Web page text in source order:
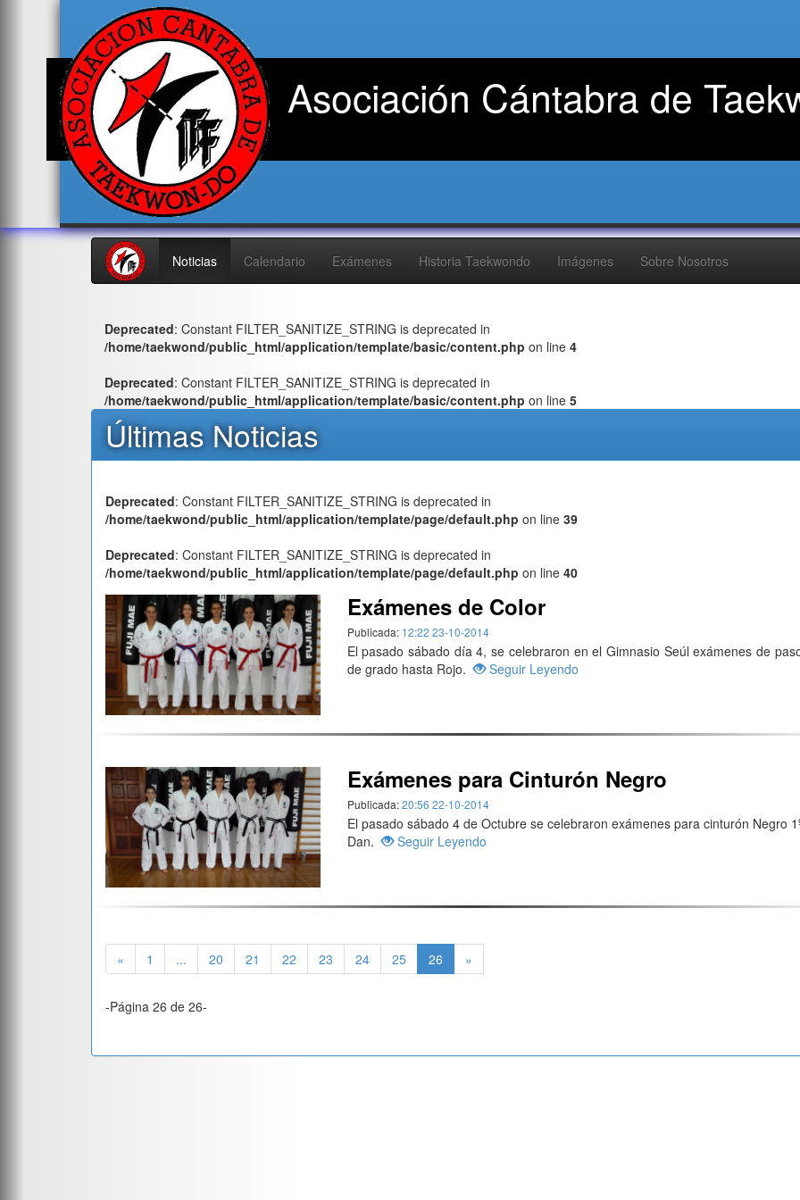
Asociación Cántabra de
Noticias Calendario Exámenes Historia Taekwondo Imágenes Sobre Nosotros
Deprecated: Constant FILTER_SANITIZE_STRING is deprecated in
/home/taekwond/public_html/application/template/basic/content.php on line4
Deprecated: Constant FILTER_SANITIZE_STRING is deprecated in
/home/taekwond/public_html/application/template/basic/content.php on line5
Últimas Noticias
Deprecated: Constant FILTER_SANITIZE_STRING is deprecated in
/home/taekwond/public_html/application/template/page/default.php on line39
Deprecated: Constant FILTER_SANITIZE_STRING is deprecated in
/home/taekwond/public_html/application/template/page/default.php on line40
Exámenes de Color
Publicada: 12:22 23-10-2014
El pasado sábado día 4, se celebraron en el Gimnasio Seúl exámenes de
de grado hasta Rojo.
Seguir Leyendo
Exámenes para Cinturón Negro
Publicada:20:56 22-10-2014
El pasado sábado 4 de Octubre se celebraron exámenes para cinturón Negro
Dan.
Seguir Leyendo
« 1 ... 20 21 22 23 24 25 26 (current)
»
-Página 26 de 26-